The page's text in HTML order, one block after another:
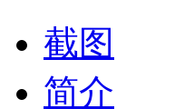
截图
简介